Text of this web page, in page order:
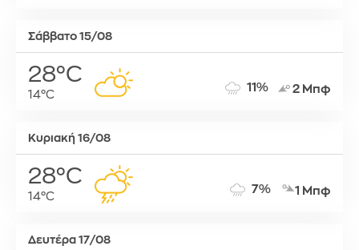
Σάββατο 15/08
28°C
14°C
11% 2 Μπφ
Κυριακή 16/08
28°C
14°C
7% 1 Μπφ
Δευτέρα 17/08